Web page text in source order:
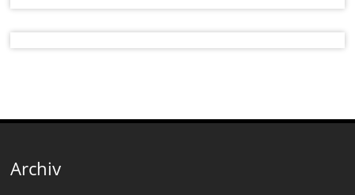
Archiv